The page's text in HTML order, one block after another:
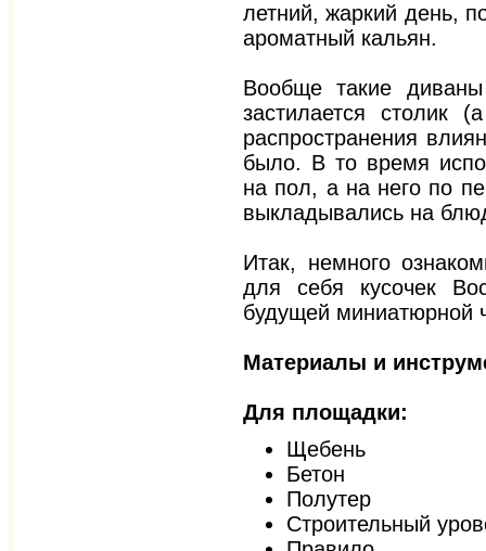
летний, жаркий день,
ароматный кальян.
Вообще такие диваны
застилается столик
распространения
было. В то время
на пол, а на него по
выкладывались на
Итак, немного
для себя кусочек
будущей миниатюрной
Материалы и
Для площадки:
Щебень
Бетон
Полутер
Строительный